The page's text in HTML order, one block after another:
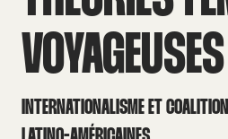
VOYAGEUSES
INTERNATIONALISME ET